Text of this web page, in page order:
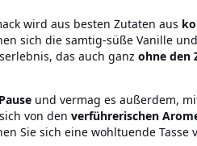
wird aus besten Zutaten aus
sich die samtig-süße Vanille
das auch ganz ohne den
und vermag es außerdem,
von den verführerischen
Sie sich eine wohltuende